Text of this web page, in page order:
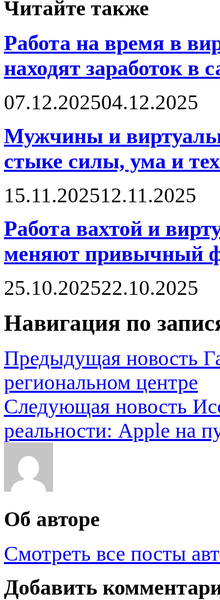
Читайте также
Работа на время в
находят заработок в
07.12.202504.12.2025
Мужчины и
стыке силы, ума и
15.11.202512.11.2025
Работа вахтой и
меняют привычный
25.10.202522.10.2025
Навигация по
Предыдущая новость
региональном центре
Следующая новость
реальности: Apple на
Об авторе
Смотреть все посты
Добавить